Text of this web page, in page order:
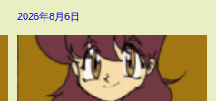
2026年8月6日